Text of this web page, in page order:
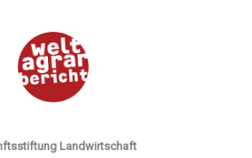
Landwirtschaft